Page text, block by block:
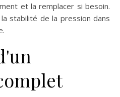
et la remplacer si besoin.
stabilité de la pression dans